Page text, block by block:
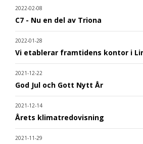
2022-02-08
C7 - Nu en del av Triona
2022-01-28
Vi etablerar framtidens kontor i
2021-12-22
God Jul och Gott Nytt År
2021-12-14
Årets klimatredovisning
2021-11-29